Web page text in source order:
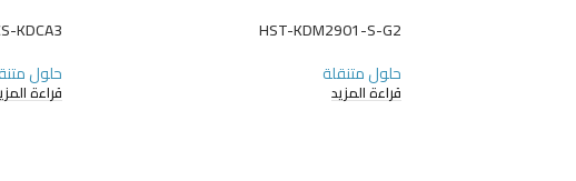
HST-KDM2901-S-G2
حلول متنقلة
قراءة المزيد
KDCA3
حلول
قراءة